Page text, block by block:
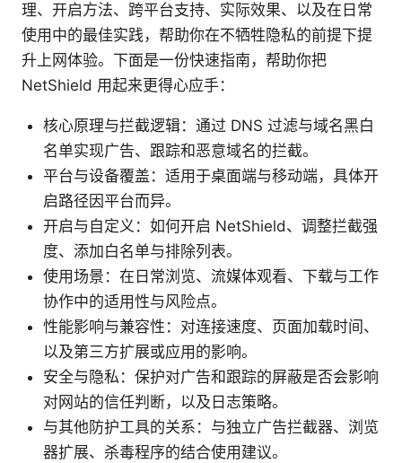
理、开启方法、跨平台支持、实际效果、以及在日常
使用中的最佳实践，帮助你在不牺牲隐私的前提下提
升上网体验。下面是一份快速指南，帮助你把
NetShield 用起来更得心应手：
核心原理与拦截逻辑：通过 DNS 过滤与域名黑白
名单实现广告、跟踪和恶意域名的拦截。
平台与设备覆盖：适用于桌面端与移动端，具体开
启路径因平台而异。
开启与自定义：如何开启 NetShield、调整拦截强
度、添加白名单与排除列表。
使用场景：在日常浏览、流媒体观看、下载与工作
协作中的适用性与风险点。
性能影响与兼容性：对连接速度、页面加载时间、
以及第三方扩展或应用的影响。
安全与隐私：保护对广告和跟踪的屏蔽是否会影响
对网站的信任判断，以及日志策略。
与其他防护工具的关系：与独立广告拦截器、浏览
器扩展、杀毒程序的结合使用建议。